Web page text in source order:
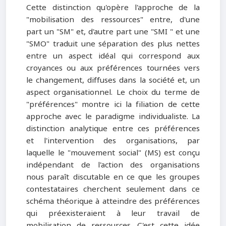
Cette distinction qu'opère l'approche de la
"mobilisation des ressources" entre, d'une
part un "SM" et, d'autre part une "SMI " et une
"SMO" traduit une séparation des plus nettes
entre un aspect idéal qui correspond aux
croyances ou aux préférences tournées vers
le changement, diffuses dans la société et, un
aspect organisationnel. Le choix du terme de
"préférences" montre ici la filiation de cette
approche avec le paradigme individualiste. La
distinction analytique entre ces préférences
et l'intervention des organisations, par
laquelle le "mouvement social" (MS) est conçu
indépendant de l'action des organisations
nous paraît discutable en ce que les groupes
contestataires cherchent seulement dans ce
schéma théorique à atteindre des préférences
qui préexisteraient à leur travail de